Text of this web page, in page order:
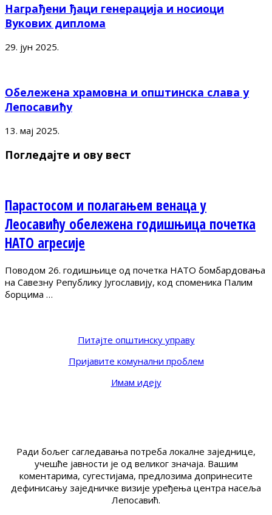
Награђени ђаци генерација и носиоци
Вукових диплома
29. јун 2025.
Обележена храмовна и општинска слава у
Лепосавићу
13. мај 2025.
Погледајте и ову вест
Парастосом и полагањем венаца у
Леосавићу обележена годишњица почетка
НАТО агресије
Поводом 26. годишњице од почетка НАТО бомбардовања
на Савезну Републику Југославију, код споменика Палим
борцима …
Питајте општинску управу
Пријавите комунални проблем
Имам идеју
Ради бољег сагледавања потреба локалне заједнице,
учешће јавности је од великог значаја. Вашим
коментарима, сугестијама, предлозима допринесите
дефинисању заједничке визије уређења центра насеља
Лепосавић.